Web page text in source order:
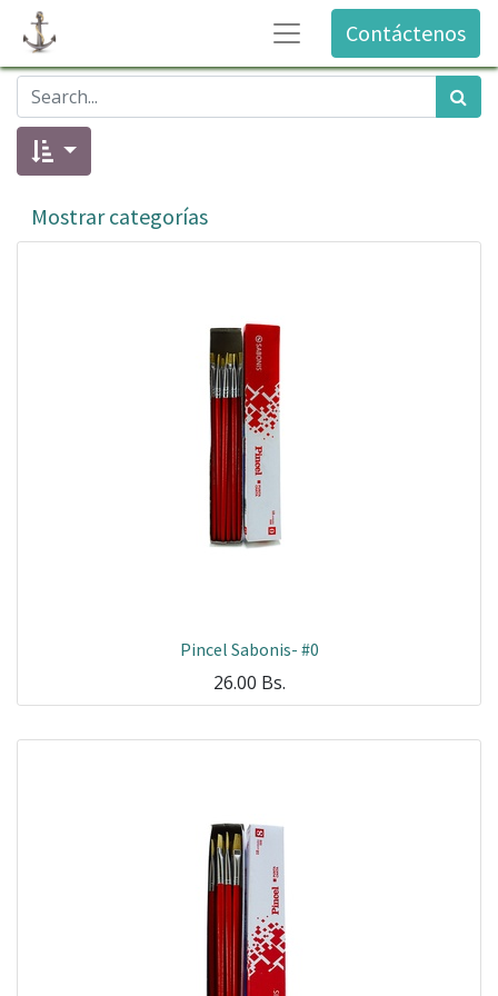
Contáctenos
Mostrar categorías
Pincel Sabonis- #0
26.00 Bs.